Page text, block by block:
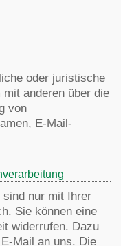
oder juristische
anderen über die
von
E-Mail-
sind nur mit Ihrer
Sie können eine
widerrufen. Dazu
Mail an uns. Die